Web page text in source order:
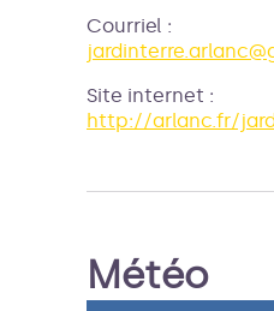
Courriel :
Site internet :
http://arlanc.fr/
Météo